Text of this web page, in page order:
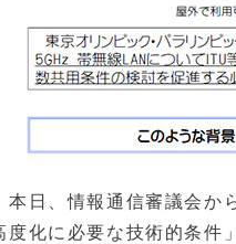
本日、情報通信審議会か
度化に必要な技術的条件